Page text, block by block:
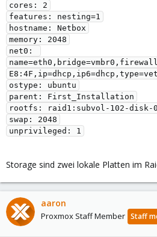
cores: 2
features: nesting=1
hostname: Netbox
memory: 2048
net0:
ostype: ubuntu
parent: First_Installation
rootfs: raid1:subvol-102-disk-
swap: 2048
Storage sind zwei lokale Platten im
aaron
Proxmox Staff Member Staff